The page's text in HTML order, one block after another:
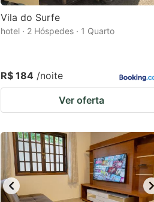
Vila do Surfe
hotel · 2 Hóspedes · 1 Quarto
R$ 184 /noite
Ver oferta